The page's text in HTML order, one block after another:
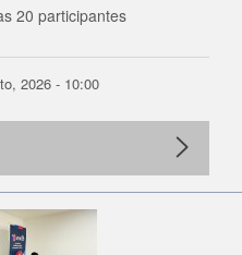
20 participantes
2026 - 10:00